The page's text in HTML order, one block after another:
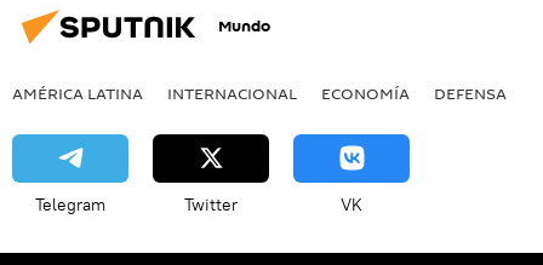
Mundo
AMÉRICA LATINA INTERNACIONAL ECONOMÍA DEFENSA
Telegram Twitter VK